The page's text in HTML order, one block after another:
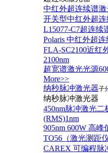
中红外超连续谱激
开关型中红外超连
L15077-C7超连续
Polaris 中红外超
FLA-SC2100近红
2100nm
超宽谱激光光源
More>>
纳秒脉冲激光器子
纳秒脉冲激光器
450nm脉冲激光
(RMS)1nm
905nm 600W 高
TO56（激光测距仪
CAREX 可编程脉